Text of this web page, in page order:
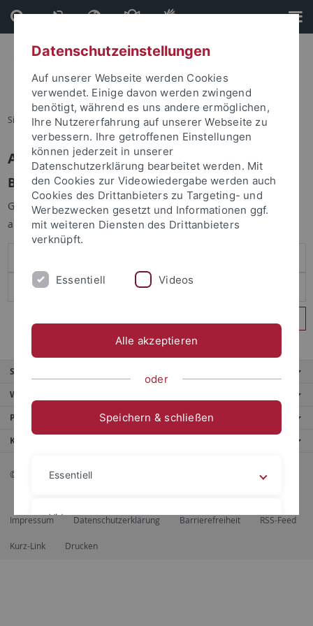
Direkt
zum
Inhalt
Direkt
zur
Fußleiste
Sie sind hier: Startseite
Anmelden
Benutzeranmeldung
Geben Sie Ihren Benutzernamen und Ihr Passwort an um sich
anzumelden:
Service
Weitere Angebote
Portale
Kontaktinfo
© 2026 Eberhard Karls Universität Tübingen, Tübingen
Impressum Datenschutzerklärung Barrierefreiheit RSS-Feed
Kurz-Link Drucken
Datenschutzeinstellungen
Auf unserer Webseite werden Cookies
verwendet. Einige davon werden zwingend
benötigt, während es uns andere ermöglichen,
Ihre Nutzererfahrung auf unserer Webseite zu
verbessern. Ihre getroffenen Einstellungen
können jederzeit in unserer
Datenschutzerklärung bearbeitet werden. Mit
den Cookies zur Videowiedergabe werden auch
Cookies des Drittanbieters zu Targeting- und
Werbezwecken gesetzt und Informationen ggf.
mit weiteren Diensten des Drittanbieters
verknüpft.
Essentiell Videos
Alle akzeptieren
oder
Speichern & schließen
Essentiell
Videos